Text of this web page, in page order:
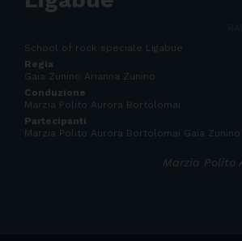
School of rock speciale Ligabue
Regia
Gaia Zunino Arianna Zunino
Conduzione
Marzia Polito Aurora Bortolomai
Partecipanti
Marzia Polito Aurora Bortolomai Gaia Zunino
Marzia Polito